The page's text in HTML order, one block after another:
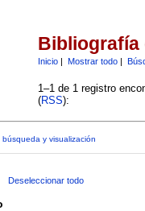
Bibliografía
Inicio| Mostrar todo|
1–1 de 1 registro
(RSS):
y visualización
Deseleccionar todo